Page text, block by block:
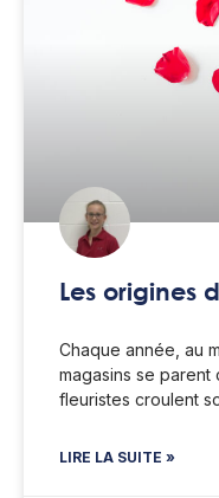
Les origines
Chaque année, au
magasins se
fleuristes croulent
LIRE LA SUITE »